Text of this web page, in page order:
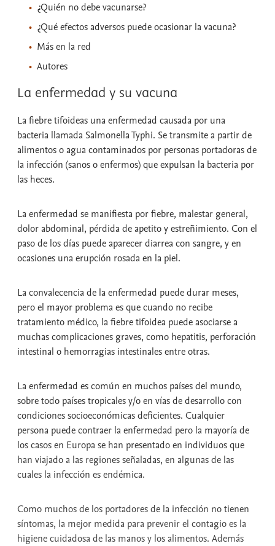
¿Quién no debe vacunarse?
¿Qué efectos adversos puede ocasionar la vacuna?
Más en la red
Autores
La enfermedad y su vacuna
La fiebre tifoideas una enfermedad causada por una
bacteria llamada Salmonella Typhi. Se transmite a partir de
alimentos o agua contaminados por personas portadoras de
la infección (sanos o enfermos) que expulsan la bacteria por
las heces.
La enfermedad se manifiesta por fiebre, malestar general,
dolor abdominal, pérdida de apetito y estreñimiento. Con el
paso de los días puede aparecer diarrea con sangre, y en
ocasiones una erupción rosada en la piel.
La convalecencia de la enfermedad puede durar meses,
pero el mayor problema es que cuando no recibe
tratamiento médico, la fiebre tifoidea puede asociarse a
muchas complicaciones graves, como hepatitis, perforación
intestinal o hemorragias intestinales entre otras.
La enfermedad es común en muchos países del mundo,
sobre todo países tropicales y/o en vías de desarrollo con
condiciones socioeconómicas deficientes. Cualquier
persona puede contraer la enfermedad pero la mayoría de
los casos en Europa se han presentado en individuos que
han viajado a las regiones señaladas, en algunas de las
cuales la infección es endémica.
Como muchos de los portadores de la infección no tienen
síntomas, la mejor medida para prevenir el contagio es la
higiene cuidadosa de las manos y los alimentos. Además